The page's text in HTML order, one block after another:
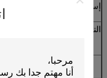
إستعمال
مناسبة
غرفة
التعبئة
بأنبوب
2.
وخمس